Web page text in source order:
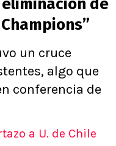
eliminación de
un cruce
algo que
conferencia de
a U. de Chile